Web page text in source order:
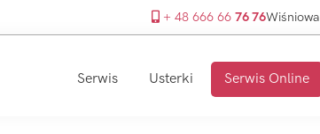
+ 48 666 66 76 76Wiśniowa
Serwis Usterki Serwis Online